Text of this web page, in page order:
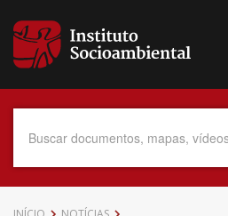
para
conteúdo
Data do Documento